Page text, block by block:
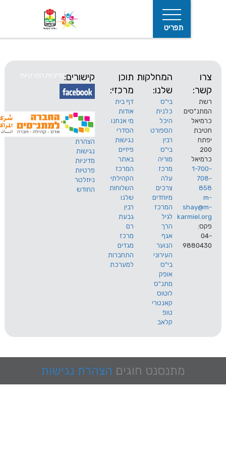
המחלקות
שלנו:
בי"ס
כלנית
היכל
הספורט
רבין
בי"ס
מוריה
מרכז
עלה
צרכים
מיוחדים
המרכז
לגיל
הרך
אגף
הנוער
תוכן
מרכזי:
דף בית
אודות
מי אנחנו
הסדרי
נגישות
פיזיים
באתר
המרכז
הקהילתי
השלוחות
שלנו
רבין
גבעת
רם
מרכז
מגדים
התחברות
למערכת
קישורים:
הצהרת
נגישות
מדיניות
פרטיות
ניוזלטר
החודש
מדיניות הפרטיות
מתנסנט חוגים הצהרת נגישות